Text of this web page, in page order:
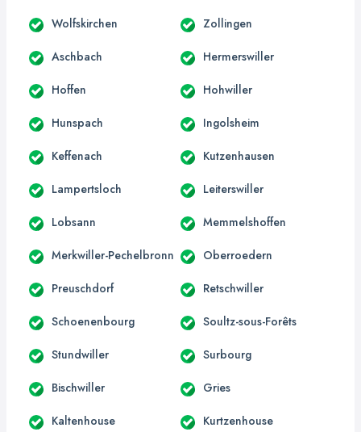
Wolfskirchen Zollingen
Aschbach Hermerswiller
Hoffen Hohwiller
Hunspach Ingolsheim
Keffenach Kutzenhausen
Lampertsloch Leiterswiller
Lobsann Memmelshoffen
Merkwiller-Pechelbronn Oberroedern
Preuschdorf Retschwiller
Schoenenbourg Soultz-sous-Forêts
Stundwiller Surbourg
Bischwiller Gries
Kaltenhouse Kurtzenhouse